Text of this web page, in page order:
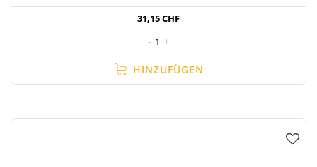
31,15 CHF
- 1 +
HINZUFÜGEN